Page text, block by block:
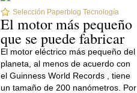
Selección Paperblog Tecnología
El motor más pequeño
que se puede fabricar
El motor eléctrico más pequeño del
planeta, al menos de acuerdo con
el Guinness World Records , tiene
un tamaño de 200 nanómetros. Por